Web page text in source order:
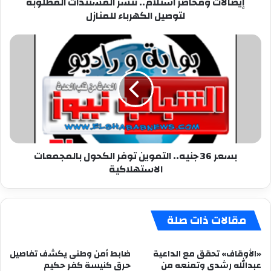
لتوصيل الكهرباء للمنازل
بسعر
الاستهلاكية
بسعر 36 جنيه.. التموين توفر الكحول بالمجمعات
الاستهلاكية
مقالات ذات صلة
«الأوقاف» تحقق مع الداعية
عبدالله رشدى وتمنعه من
ضابط أمن وطنى يكشف تفاصيل
حرق كنيسة كفر حكيم